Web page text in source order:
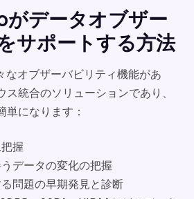
データオブザー
サポートする方法
なオブザーバビリティ機能があ
ス統合のソリューションであり、
単になります：
握
データの変化の把握
問題の早期発見と診断